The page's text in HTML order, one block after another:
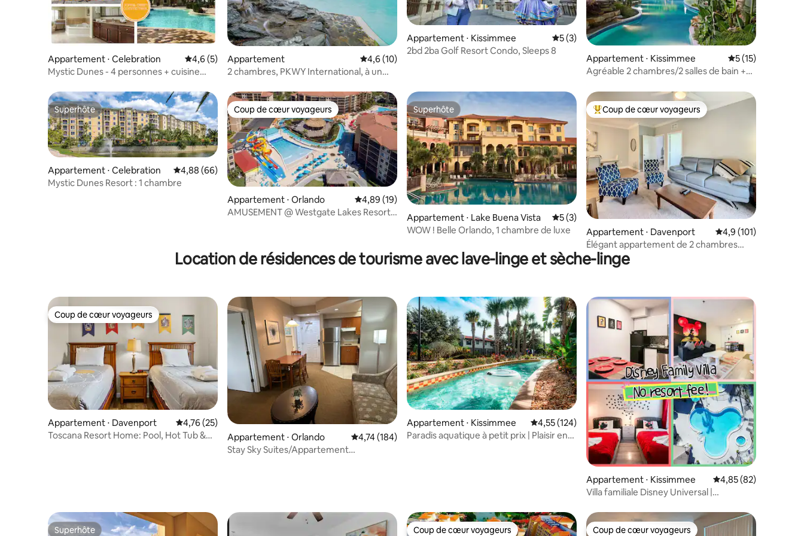
Appartement ⋅ Celebration Évaluation moyenne sur la base de 5 commentaires : 4,6 sur 5
4,6 (5)
Mystic Dunes - 4 personnes + cuisine
Appartement Évaluation moyenne sur la base de 10 commentaires : 4,6 sur 5
4,6 (10)
2 chambres, PKWY International, à un
Appartement ⋅ Kissimmee Évaluation moyenne sur la base de 3 commentaires : 5 sur 5
5 (3)
2bd 2ba Golf Resort Condo, Sleeps 8
Appartement ⋅ Kissimmee Évaluation
5 (15)
Agréable 2 chambres/2 salles de bain +
Superhôte
Superhôte
Appartement ⋅ Celebration Évaluation moyenne sur la base de 66 commentaires : 4,88 sur 5
4,88 (66)
Mystic Dunes Resort : 1 chambre
Coup de cœur voyageurs
Coup de cœur voyageurs
Appartement ⋅ Orlando Évaluation moyenne sur la base de 19 commentaires : 4,89 sur 5
4,89 (19)
AMUSEMENT @ Westgate Lakes Resort
Superhôte
Superhôte
Appartement ⋅ Lake Buena Vista Évaluation moyenne sur la base de 3 commentaires : 5 sur 5
5 (3)
WOW ! Belle Orlando, 1 chambre de luxe
Coups de cœur voyageurs les plus appréciés
Coup de cœur voyageurs
Appartement ⋅ Davenport Évaluation moyenne
4,9 (101)
Élégant appartement de 2 chambres
près de Disney.
Location de résidences de tourisme avec lave-linge et sèche-linge
Coup de cœur voyageurs
Coup de cœur voyageurs
Appartement ⋅ Davenport Évaluation moyenne sur la base de 25 commentaires : 4,76 sur 5
4,76 (25)
Toscana Resort Home: Pool, Hot Tub &
Appartement ⋅ Orlando Évaluation moyenne sur la base de 184 commentaires : 4,74 sur 5
4,74 (184)
Stay Sky Suites/Appartement
Appartement ⋅ Kissimmee Évaluation moyenne sur la base de 124 commentaires : 4,55 sur 5
4,55 (124)
Paradis aquatique à petit prix | Plaisir en
Appartement ⋅ Kissimmee Évaluation moyenne
4,85 (82)
Villa familiale Disney Universal |
Superhôte Coup de cœur voyageurs Coup de cœur voyageurs